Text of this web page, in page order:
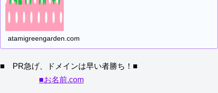
atamigreengarden.com
■ PR急げ、ドメインは早い者勝ち！■
■お名前.com